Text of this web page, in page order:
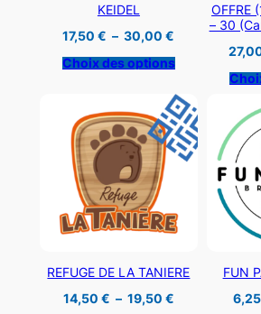
KEIDEL
17,50€ – 30,00€
prix :
17,50 €
30,00 €
Choix des options
OFFRE
– 30
REFUGE DE LA TANIERE
14,50 € – 19,50 €Plage
FUN